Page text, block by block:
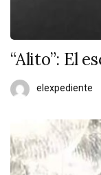
“Alito”: El
elexpediente